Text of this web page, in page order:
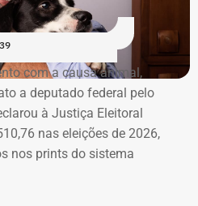
com a causa animal,
a deputado federal pelo
à Justiça Eleitoral
nas eleições de 2026,
nos prints do sistema